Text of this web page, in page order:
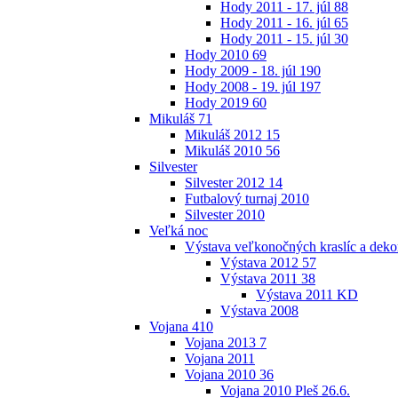
Hody 2011 - 17. júl 88
Hody 2011 - 16. júl 65
Hody 2011 - 15. júl 30
Hody 2010 69
Hody 2009 - 18. júl 190
Hody 2008 - 19. júl 197
Hody 2019 60
Mikuláš 71
Mikuláš 2012 15
Mikuláš 2010 56
Silvester
Silvester 2012 14
Futbalový turnaj 2010
Silvester 2010
Veľká noc
Výstava veľkonočných kraslíc a
Výstava 2012 57
Výstava 2011 38
Výstava 2011 KD
Výstava 2008
Vojana 410
Vojana 2013 7
Vojana 2011
Vojana 2010 36
Vojana 2010 Pleš 26.6.